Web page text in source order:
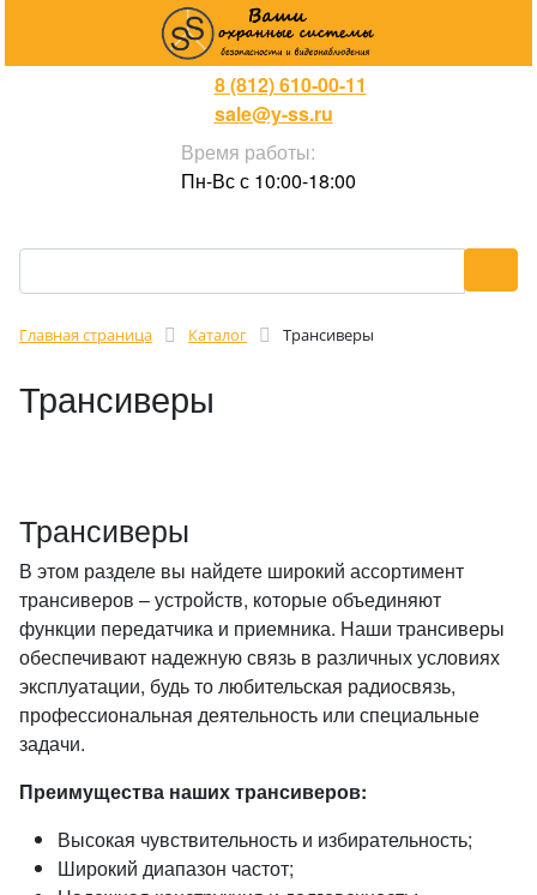
8 (812) 610-00-11
sale@y-ss.ru
Время работы:
Пн-Вс с 10:00-18:00
Главная страница Каталог Трансиверы
Трансиверы
Трансиверы
В этом разделе вы найдете широкий ассортимент
трансиверов – устройств, которые объединяют
функции передатчика и приемника. Наши трансиверы
обеспечивают надежную связь в различных условиях
эксплуатации, будь то любительская радиосвязь,
профессиональная деятельность или специальные
задачи.
Преимущества наших трансиверов:
Высокая чувствительность и избирательность;
Широкий диапазон частот;